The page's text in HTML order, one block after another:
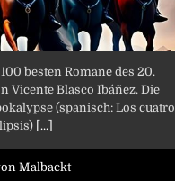
besten Romane des 20.
Vicente Blasco Ibáñez. Die
(spanisch: Los cuatro
[...]
Malbackt